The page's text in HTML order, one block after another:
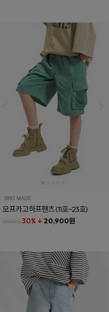
모프카고하프팬츠(11호~23호)
29,800원30% ↓ 20,900원